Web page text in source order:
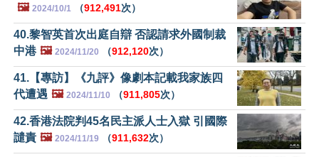
🖼️ 2024/10/1 （912,491次）
40.黎智英首次出庭自辯 否認請求外國制裁
中港 🖼️ 2024/11/20 （912,120次）
41.【專訪】《九評》像劇本記載我家族四
代遭遇 🖼️ 2024/11/10 （911,805次）
42.香港法院判45名民主派人士入獄 引國際
譴責 🖼️ 2024/11/19 （911,632次）